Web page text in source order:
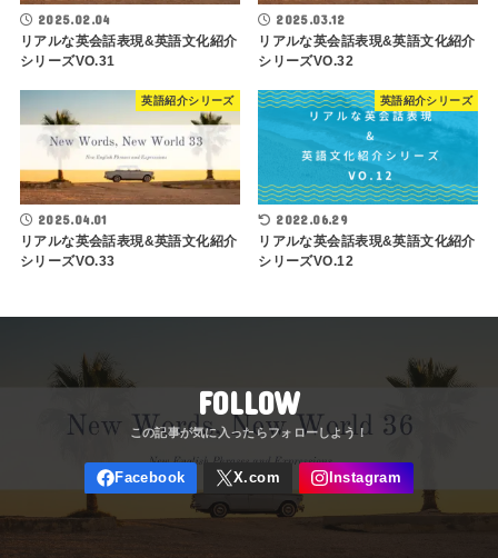
2025.02.04
リアルな英会話表現&英語文化紹介
シリーズVO.31
2025.03.12
リアルな英会話表現&英語文化紹介
シリーズVO.32
英語紹介シリーズ
2025.04.01
リアルな英会話表現&英語文化紹介
シリーズVO.33
英語紹介シリーズ
2022.06.29
リアルな英会話表現&英語文化紹介
シリーズVO.12
FOLLOW